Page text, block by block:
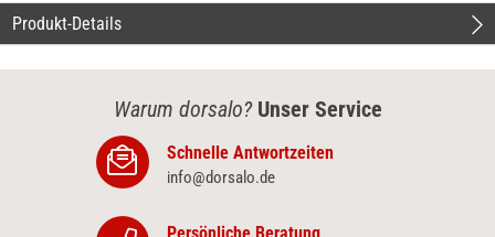
Produkt-Details
Warum dorsalo? Unser Service
Schnelle Antwortzeiten
info@dorsalo.de